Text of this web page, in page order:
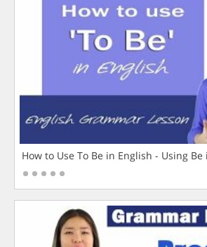
How to Use To Be in English - Using